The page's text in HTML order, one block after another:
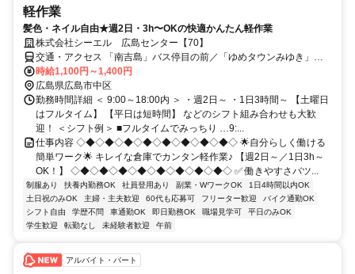
軽作業
髪色・ネイル自由★週2日・3h〜OKの快適かんたん軽作業
株式会社シーエル 広島センター【70】
交通・アクセス 「南吉島」バス停目の前／「ゆめタウンみゆき」か
ら車11分
時給1,100円～1,400円
広島県広島市中区
勤務時間詳細 ＜ 9:00～18:00内 ＞ ・週2日～ ・1日3時間～ 【土曜日
はフルタイム】 【平日は短時間】 などのシフト組み合わせも大歓
迎！ ＜シフト例＞ ■フルタイムでみっちり …9:...
仕事内容 ◇◆◇◆◇◆◇◆◇◆◇◆◇◆◇◆◇ 🌟自分らしく働ける
簡単ワーク🌟 キレイな倉庫でカンタン軽作業♪ 【週2日～／1日3h～
OK！】 ◇◆◇◆◇◆◇◆◇◆◇◆◇◆◇◆◇ ✅ 働きやすさバツ...
制服あり 扶養内勤務OK 社員登用あり 副業・WワークOK
1日4時間以内OK
土日祝のみOK
主婦・主夫歓迎 60代も応募可 フリーター歓迎
バイク通勤OK
シフト自由
学歴不問 車通勤OK 即日勤務OK 職場見学可
平日のみOK
学生歓迎
転勤なし 未経験者歓迎 午前
アルバイト・パート